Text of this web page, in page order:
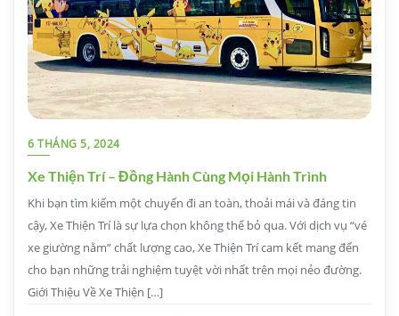
6 THÁNG 5, 2024
Xe Thiện Trí – Đồng Hành Cùng Mọi Hành Trình
Khi bạn tìm kiếm một chuyến đi an toàn, thoải mái và đáng tin
cậy, Xe Thiện Trí là sự lựa chọn không thể bỏ qua. Với dịch vụ “vé
xe giường nằm” chất lượng cao, Xe Thiện Trí cam kết mang đến
cho bạn những trải nghiệm tuyệt vời nhất trên mọi nẻo đường.
Giới Thiệu Về Xe Thiện […]